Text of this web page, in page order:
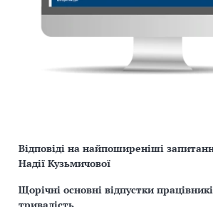
Відповіді на найпоширеніші
Надії Кузьмичової
Щорічні основні відпустки